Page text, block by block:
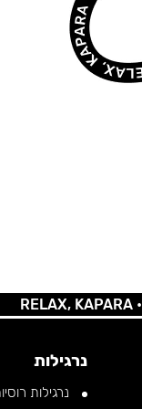
KAPARA •
נרגילות
נרגילות